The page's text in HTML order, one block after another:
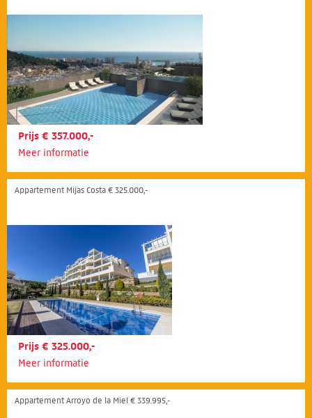
Prijs € 357.000,-
Meer informatie
Appartement Mijas Costa € 325.000,-
Prijs € 325.000,-
Meer informatie
Appartement Arroyo de la Miel € 339.995,-